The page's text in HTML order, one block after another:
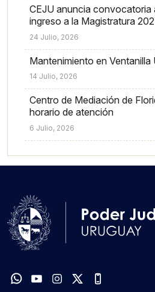
CEJU anuncia convocatoria
ingreso a la Magistratura
24 Julio, 2026
Mantenimiento en Ventanilla
14 Julio, 2026
Centro de Mediación de
horario de atención
6 Julio, 2026